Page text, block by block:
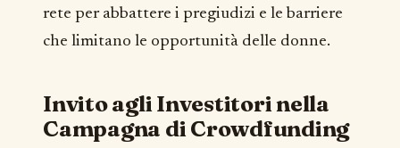
rete per abbattere i pregiudizi e le barriere
che limitano le opportunità delle donne.
Invito agli Investitori nella
Campagna di Crowdfunding